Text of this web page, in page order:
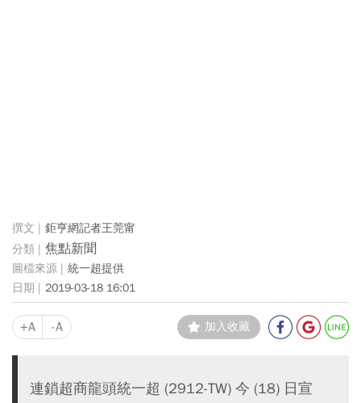
鉅亨網記者王莞甯
焦點新聞
統一超提供
2019-03-18 16:01
+A -A 加入收藏
連鎖超商龍頭統一超 (2912-TW) 今 (18) 日宣